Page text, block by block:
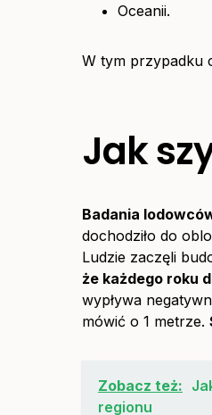
Oceanii.
W tym przypadku
Jak
Badania
dochodziło do
Ludzie zaczęli
że każdego roku
wypływa
mówić o 1 metrze.
Zobacz też:
regionu